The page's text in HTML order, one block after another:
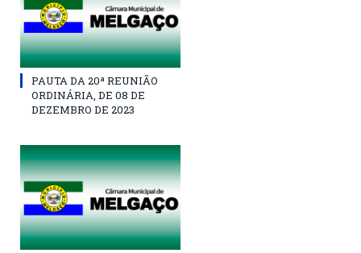
PAUTA DA 20ª REUNIÃO
ORDINÁRIA, DE 08 DE
DEZEMBRO DE 2023